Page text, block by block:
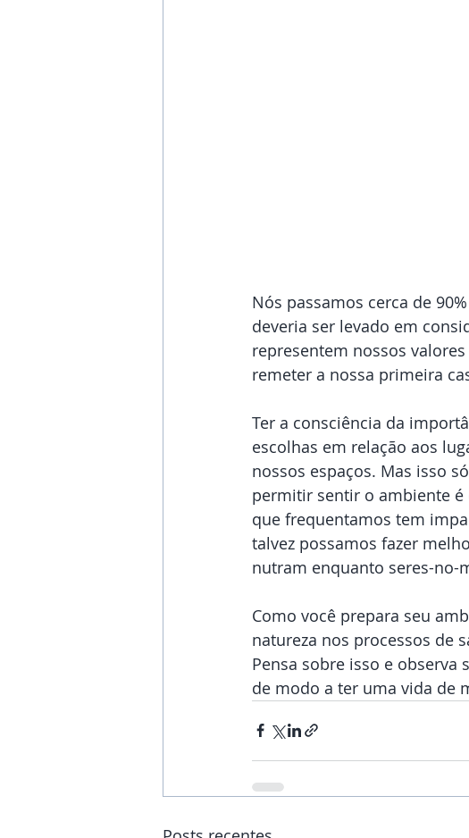
Nós passamos cerca de
deveria ser levado em
representem nossos
remeter a nossa primeira
Ter a consciência da
escolhas em relação aos
nossos espaços. Mas isso
permitir sentir o ambiente é
que frequentamos tem
talvez possamos fazer
nutram enquanto seres-no-
Como você prepara seu
natureza nos processos de
Pensa sobre isso e observa
de modo a ter uma vida de